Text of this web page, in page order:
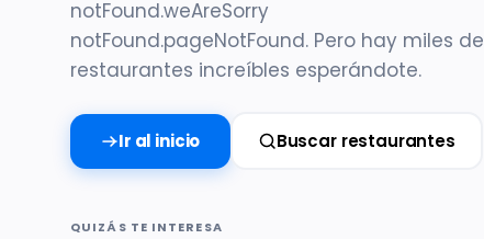
notFound.weAreSorry
notFound.pageNotFound. Pero hay miles de
restaurantes increíbles esperándote.
Ir al inicio Buscar restaurantes
QUIZÁS TE INTERESA